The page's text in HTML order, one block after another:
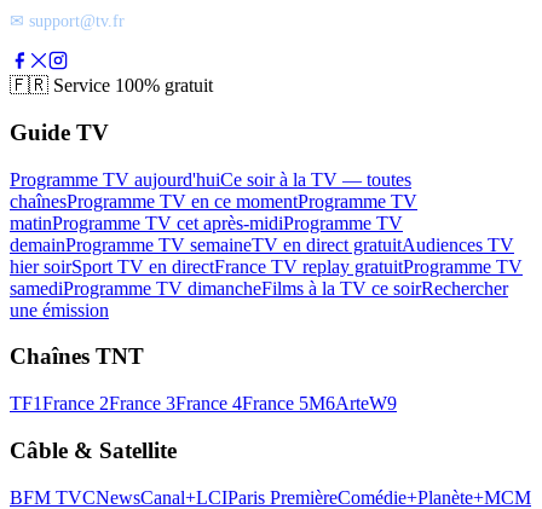
✉ support@tv.fr
🇫🇷 Service 100% gratuit
Guide TV
Programme TV aujourd'huiCe soir à la TV — toutes
chaînesProgramme TV en ce momentProgramme TV
matinProgramme TV cet après-midiProgramme TV
demainProgramme TV semaineTV en direct gratuitAudiences TV
hier soirSport TV en directFrance TV replay gratuitProgramme TV
samediProgramme TV dimancheFilms à la TV ce soirRechercher
une émission
Chaînes TNT
TF1France 2France 3France 4France 5M6ArteW9
Câble & Satellite
BFM TVCNewsCanal+LCIParis PremièreComédie+Planète+MCM